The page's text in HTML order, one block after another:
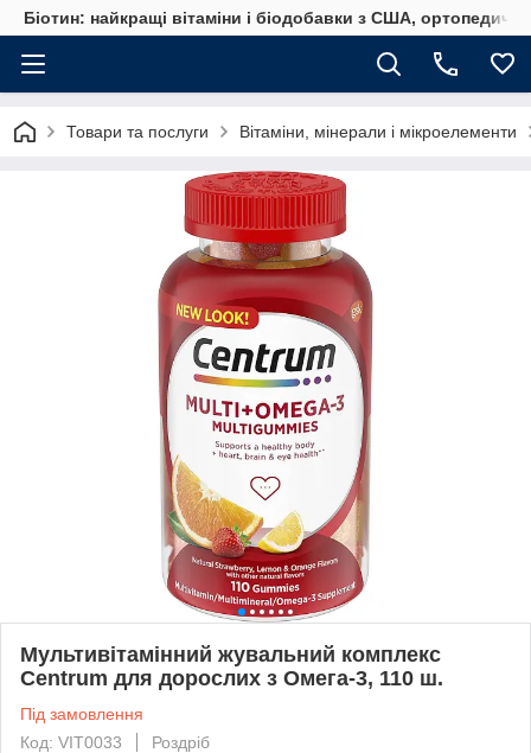
Біотин: найкращі вітаміни і біодобавки з США,
Товари та послуги Вітаміни, мінерали і мікроелементи
Мультивітамінний жувальний комплекс
Centrum для дорослих з Омега-3, 110 ш.
Під замовлення
Код: VIT0033
Роздріб